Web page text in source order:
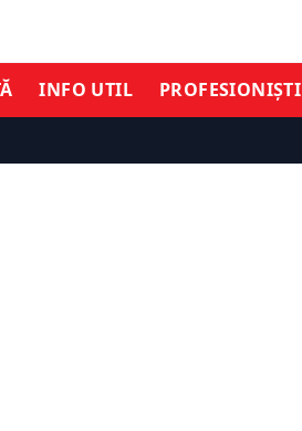
INFO UTIL PROFESIONIȘTI